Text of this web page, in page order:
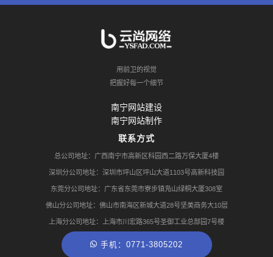
用前卫的视觉
把握好每一个细节
南宁网站建设
南宁网站制作
联系方式
总公司地址：广西南宁市高新区科园西二路万保大厦4楼
深圳分公司地址：深圳市坪山区坪山大道1103号高新科技园
东莞分公司地址：广东省东莞市寮步镇凫山绿桐大厦308室
佛山分公司地址：佛山市南海区新城大道28号坚美商务大10层
上海分公司地址：上海市川宏路365号圣御工业总部园7号楼
手机：0771-3805202